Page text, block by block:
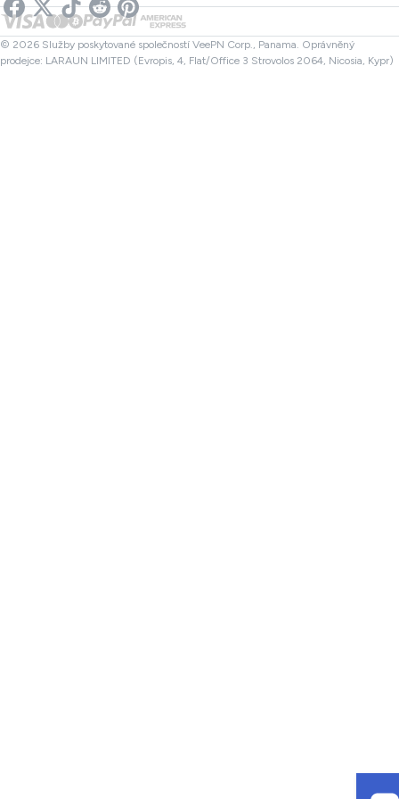
VPN pro Netflix
Kontrola souboru
Kanada VPN
Turecko VPN
Partneři
© 2026 Služby poskytované společností VeePN Corp., Panama. Oprávněný
prodejce: LARAUN LIMITED (Evropis, 4, Flat/Office 3 Strovolos 2064, Nicosia, Kypr)